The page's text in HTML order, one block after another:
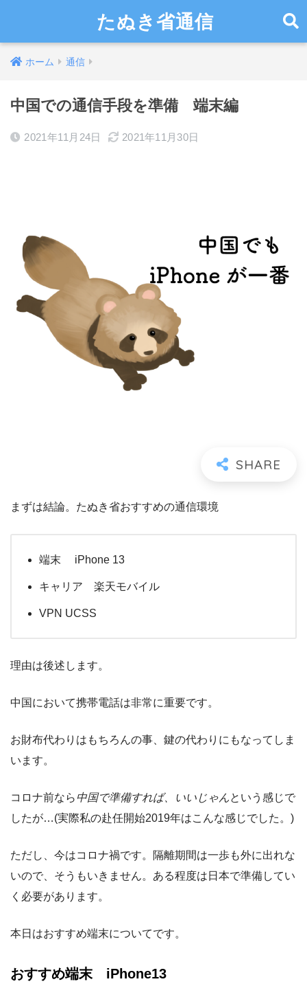
たぬき省通信
ホーム 通信
中国での通信手段を準備 端末編
2021年11月24日 2021年11月30日
まずは結論。たぬき省おすすめの通信環境
端末 iPhone 13
キャリア 楽天モバイル
VPN UCSS
理由は後述します。
中国において携帯電話は非常に重要です。
お財布代わりはもちろんの事、鍵の代わりにもなってしま
います。
コロナ前なら 中国で準備すれば、いいじゃんという感じで
したが…(実際私の赴任開始2019年はこんな感じでした。)
ただし、今はコロナ禍です。隔離期間は一歩も外に出れな
いので、そうもいきません。ある程度は日本で準備してい
く必要があります。
本日はおすすめ端末についてです。
おすすめ端末 iPhone13